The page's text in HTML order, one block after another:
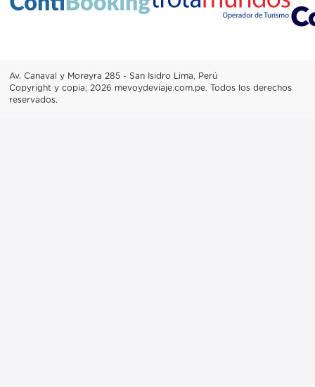
Copyright y copia; 2026 mevoydeviaje.com.pe. Todos los derechos
reservados.
Av. Canaval y Moreyra 285 - San Isidro Lima, Perú